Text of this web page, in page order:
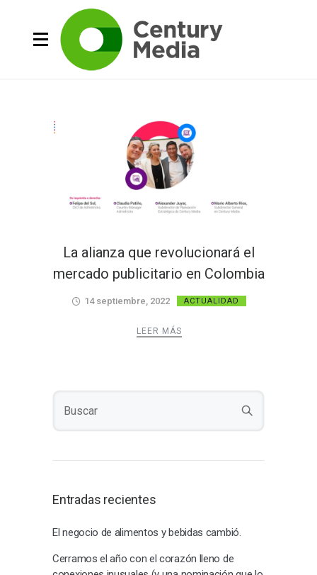
La alianza que revolucionará el
mercado publicitario en Colombia
14 septiembre, 2022 ACTUALIDAD
LEER MÁS
Entradas recientes
El negocio de alimentos y bebidas cambió.
Cerramos el año con el corazón lleno de